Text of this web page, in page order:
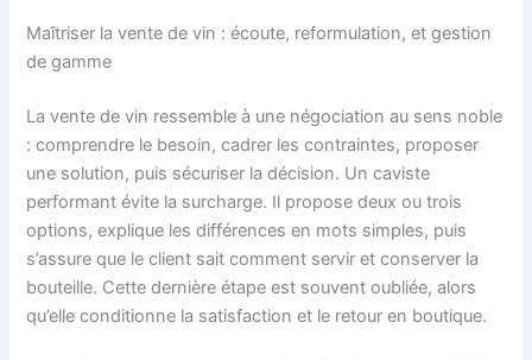
Maîtriser la vente de vin : écoute, reformulation, et gestion
de gamme
La vente de vin ressemble à une négociation au sens noble
: comprendre le besoin, cadrer les contraintes, proposer
une solution, puis sécuriser la décision. Un caviste
performant évite la surcharge. Il propose deux ou trois
options, explique les différences en mots simples, puis
s’assure que le client sait comment servir et conserver la
bouteille. Cette dernière étape est souvent oubliée, alors
qu’elle conditionne la satisfaction et le retour en boutique.